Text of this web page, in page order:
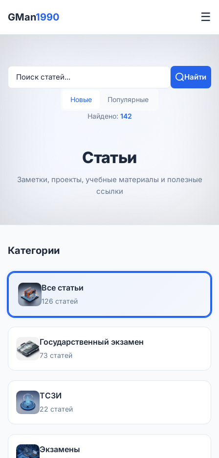
GMan1990 ☰
Статьи
Заметки, проекты, учебные материалы и полезные
ссылки
Найти
Новые
Популярные
Найдено: 142
Категории
Все статьи
126 статей
Государственный экзамен
73 статей
ТСЗИ
22 статей
Экзамены